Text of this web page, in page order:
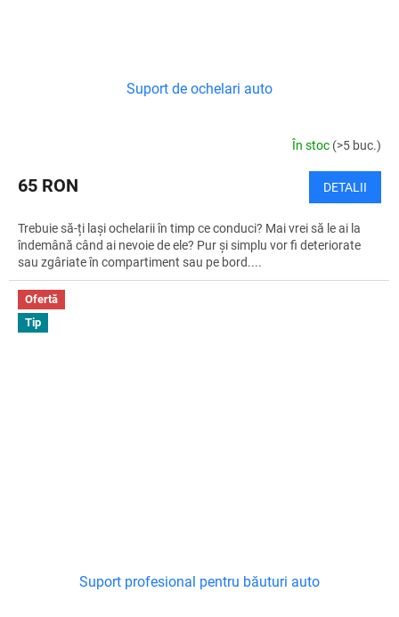
Suport de ochelari auto
În stoc (>5 buc.)
65 RON DETALII
Trebuie să-ți lași ochelarii în timp ce conduci? Mai vrei să le ai la
îndemână când ai nevoie de ele? Pur și simplu vor fi deteriorate
sau zgâriate în compartiment sau pe bord....
Ofertă
Tip
Suport profesional pentru băuturi auto